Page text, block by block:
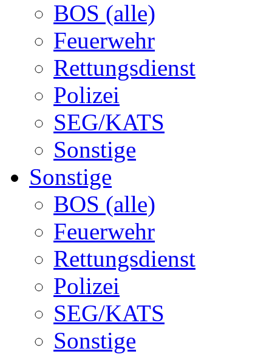
BOS (alle)
Feuerwehr
Rettungsdienst
Polizei
SEG/KATS
Sonstige
Sonstige
BOS (alle)
Feuerwehr
Rettungsdienst
Polizei
SEG/KATS
Sonstige